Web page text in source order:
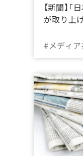
【新聞】
が取り上
#メディ